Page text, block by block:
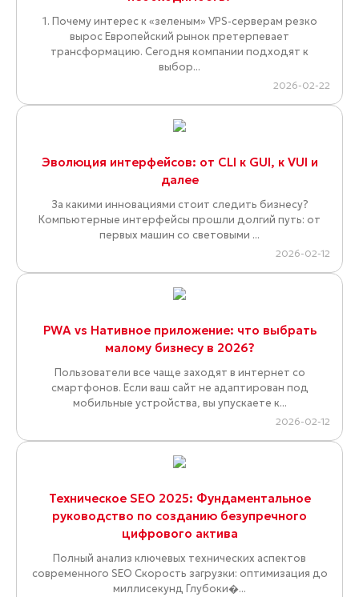
1. Почему интерес к «зеленым» VPS-серверам резко
вырос Европейский рынок претерпевает
трансформацию. Сегодня компании подходят к
выбор...
2026-02-22
Эволюция интерфейсов: от CLI к GUI, к VUI и
далее
За какими инновациями стоит следить бизнесу?
Компьютерные интерфейсы прошли долгий путь: от
первых машин со световыми ...
2026-02-12
PWA vs Нативное приложение: что выбрать
малому бизнесу в 2026?
Пользователи все чаще заходят в интернет со
смартфонов. Если ваш сайт не адаптирован под
мобильные устройства, вы упускаете к...
2026-02-12
Техническое SEO 2025: Фундаментальное
руководство по созданию безупречного
цифрового актива
Полный анализ ключевых технических аспектов
современного SEO Скорость загрузки: оптимизация до
миллисекунд Глубоки�...